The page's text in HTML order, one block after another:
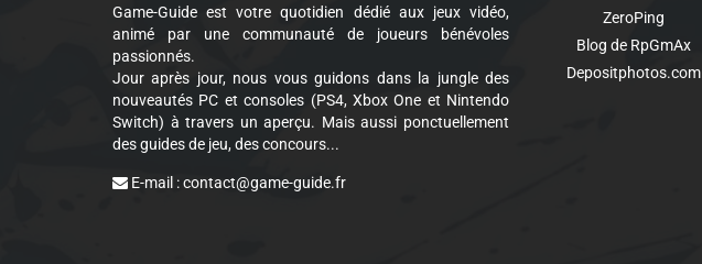
Game-Guide est votre quotidien dédié aux jeux vidéo,
animé par une communauté de joueurs bénévoles
passionnés.
Jour après jour, nous vous guidons dans la jungle des
nouveautés PC et consoles (PS4, Xbox One et Nintendo
Switch) à travers un aperçu. Mais aussi ponctuellement
des guides de jeu, des concours...
E-mail :contact@game-guide.fr
ZeroPing
Blog de RpGmAx
Depositphotos.com